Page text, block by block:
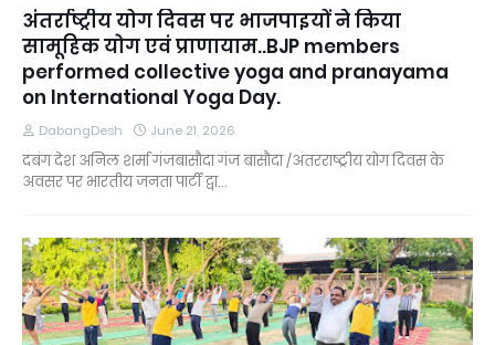
अंतर्राष्ट्रीय योग दिवस पर भाजपाइयों ने किया
सामूहिक योग एवं प्राणायाम..BJP members
performed collective yoga and pranayama
on International Yoga Day.
DabangDesh June 21, 2026
दबंग देश अनिल शर्मा गंजबासौदा गंज बासौदा /अंतरराष्ट्रीय योग दिवस के
अवसर पर भारतीय जनता पार्टी द्वा…